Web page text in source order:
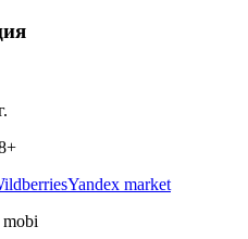
+
Yandex market